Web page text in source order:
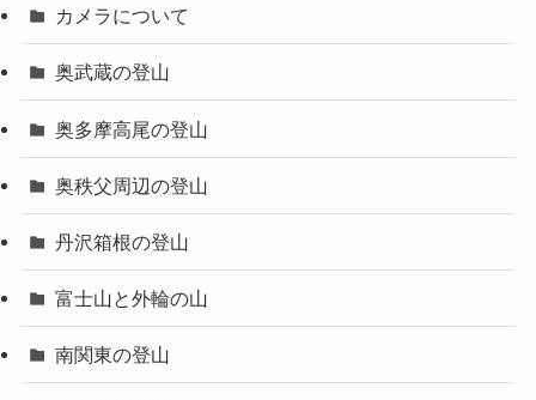
カメラについて
奥武蔵の登山
奥多摩高尾の登山
奥秩父周辺の登山
丹沢箱根の登山
富士山と外輪の山
南関東の登山